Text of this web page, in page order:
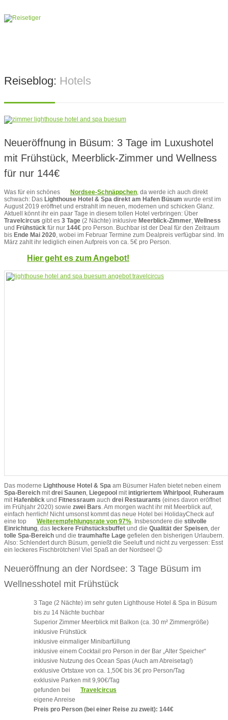
Reiseblog: Hotels
Neueröffnung in Büsum: 3 Tage im Luxushotel
mit Frühstück, Meerblick-Zimmer und Wellness
für nur 144€
Was für ein schönes Nordsee-Schnäppchen, da werde ich auch direkt
schwach: Das Lighthouse Hotel & Spa direkt am Hafen Büsum wurde erst im
August 2019 eröffnet und erstrahlt im neuen, modernen und schicken Glanz.
Aktuell könnt ihr ein paar Tage in diesem tollen Hotel verbringen: Über
Travelcircus gibt es 3 Tage (2 Nächte) inklusive Meerblick-Zimmer, Wellness
und Frühstück für nur 144€ pro Person. Buchbar ist der Deal für den Zeitraum
bis Ende Mai 2020, wobei im Februar Termine zum Dealpreis verfügbar sind. Im
März zahlt ihr lediglich einen Aufpreis von ca. 5€ pro Person.
Hier geht es zum Angebot!
Das moderne Lighthouse Hotel & Spa am Büsumer Hafen bietet neben einem
Spa-Bereich mitdrei Saunen, Liegepool mit intigriertem Whirlpool , Ruheraum
mit Hafenblick und Fitnessraum auch drei Restaurants (eines davon eröffnet
im Frühjahr 2020) sowie zwei Bars. Am morgen wacht ihr mit Meerblick auf,
einfach herrlich! Nicht umsonst kommt das neue Hotel bei HolidayCheck auf
eine top
Weiterempfehlungsrate von 97%. Insbesondere die stilvolle
Einrichtung, das leckere Frühstücksbuffet und die Qualität der Speisen, der
tolle Spa-Bereich und die traumhafte Lage gefielen den bisherigen Urlaubern.
Also: Schlendert durch Büsum, genießt die Seeluft und nicht zu vergessen: Esst
ein leckeres Fischbrötchen! Viel Spaß an der Nordsee! 😉
Neueröffnung an der Nordsee: 3 Tage Büsum im
Wellnesshotel mit Frühstück
3 Tage (2 Nächte) im sehr guten Lighthouse Hotel & Spa in Büsum
bis zu 14 Nächte buchbar
Superior Zimmer Meerblick mit Balkon (ca. 30 m² Zimmergröße)
inklusive Frühstück
inklusive einmaliger Minibarfüllung
inklusive einem Cocktail pro Person in der Bar „Alter Speicher“
inklusive Nutzung des Ocean Spas (Auch am Abreisetag!)
exklusive Ortstaxe von ca. 1,50€ bis 3€ pro Person/Tag
exklusive Parken mit 9,90€/Tag
gefunden bei
Travelcircus
eigene Anreise
Preis pro Person (bei einer Reise zu zweit): 144€